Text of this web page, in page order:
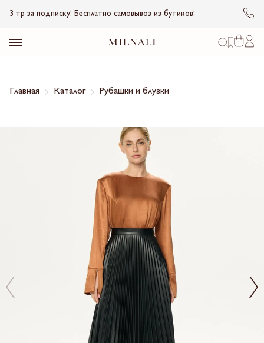
3 тр за подписку! Бесплатно самовывоз из бутиков!
Главная Каталог Рубашки и блузки